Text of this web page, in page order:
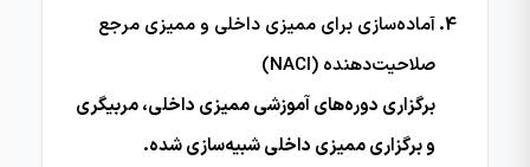
آماده‌سازی برای ممیزی داخلی و ممیزی مرجع
صلاحیت‌دهنده (NACI)
برگزاری دوره‌های آموزشی ممیزی داخلی، مربیگری
و برگزاری ممیزی داخلی شبیه‌سازی شده.